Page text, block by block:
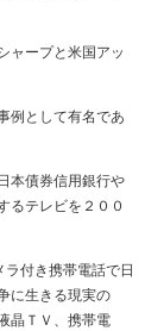
ャープと米国アッ
例として有名であ
本債券信用銀行や
るテレビを２００
付き携帯電話で日
に生きる現実の
晶ＴＶ、携帯電